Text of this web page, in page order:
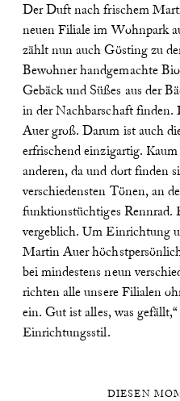
Der Duft nach frischem
neuen Filiale im Wohnpark
zählt nun auch Gösting zu
Bewohner handgemachte
Gebäck und Süßes aus der
in der Nachbarschaft
Auer groß. Darum ist auch
erfrischend einzigartig.
anderen, da und dort finden
verschiedensten Tönen, an
funktionstüchtiges
vergeblich. Um Einrichtung
Martin Auer
bei mindestens neun
richten alle unsere Filialen
ein. Gut ist alles, was
Einrichtungsstil.
DIESEN